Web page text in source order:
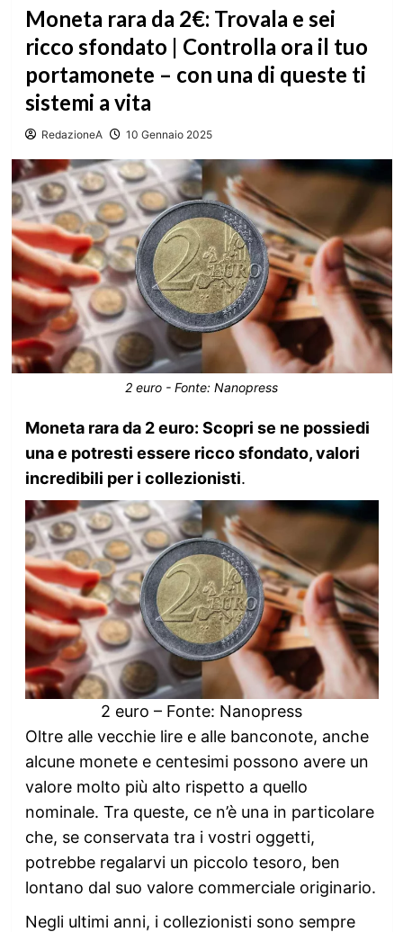
Moneta rara da 2€: Trovala e sei
ricco sfondato | Controlla ora il tuo
portamonete – con una di queste ti
sistemi a vita
RedazioneA 10 Gennaio 2025
2 euro - Fonte: Nanopress
Moneta rara da 2 euro: Scopri se ne possiedi
una e potresti essere ricco sfondato, valori
incredibili per i collezionisti.
2 euro – Fonte: Nanopress
Oltre alle vecchie lire e alle banconote, anche
alcune monete e centesimi possono avere un
valore molto più alto rispetto a quello
nominale. Tra queste, ce n’è una in particolare
che, se conservata tra i vostri oggetti,
potrebbe regalarvi un piccolo tesoro, ben
lontano dal suo valore commerciale originario.
Negli ultimi anni, i collezionisti sono sempre